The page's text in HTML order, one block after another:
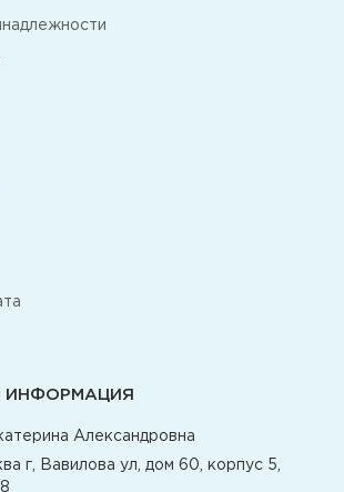
ИНФОРМАЦИЯ
Александровна
г, Вавилова ул, дом 60, корпус 5,